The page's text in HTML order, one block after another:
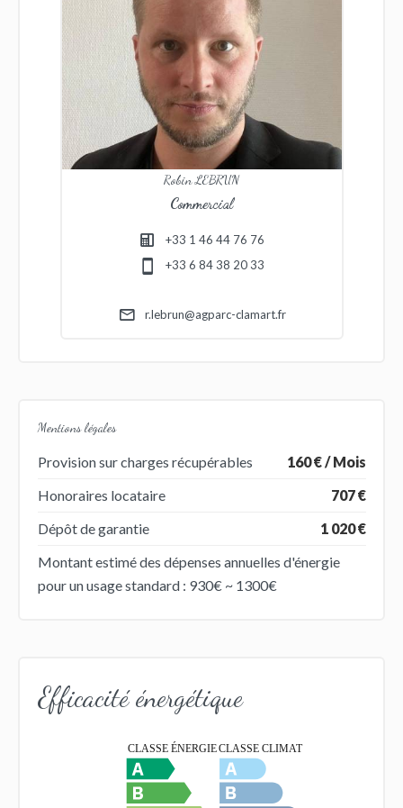
Robin LEBRUN
Commercial
+33 1 46 44 76 76
+33 6 84 38 20 33
r.lebrun@agparc-clamart.fr
Mentions légales
Provision sur charges récupérables
160 € / Mois
Honoraires locataire
707 €
Dépôt de garantie
1 020 €
Montant estimé des dépenses annuelles d'énergie
pour un usage standard : 930€ ~ 1300€
Efficacité énergétique